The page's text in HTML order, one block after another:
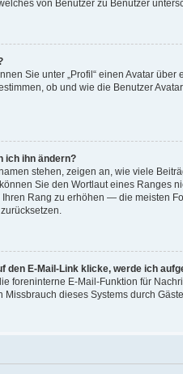
von Benutzer zu Benutzer
Sie unter „Profil“ einen Avatar
ob und wie die Benutzer
ich ihn ändern?
stehen, zeigen an, wie viele
Sie den Wortlaut eines Ranges
Rang zu erhöhen — die meisten
den E-Mail-Link klicke, werde ich
foreninterne E-Mail-Funktion für
dieses Systems durch